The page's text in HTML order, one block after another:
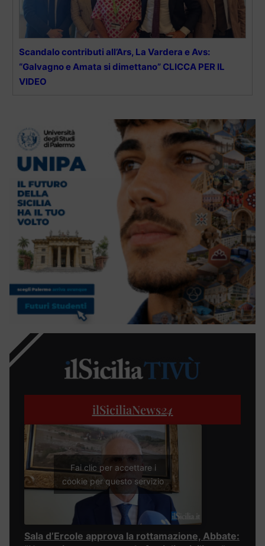
Scandalo contributi all’Ars, La Vardera e Avs:
“Galvagno e Amata si dimettano” CLICCA PER IL
VIDEO
ilSiciliaNews24
Fai clic per accettare i
cookie per questo servizio
Sala d’Ercole approva la rottamazione, Abbate: